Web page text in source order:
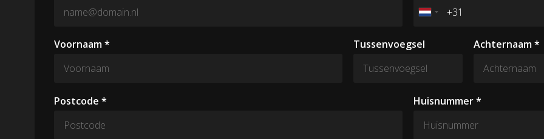
Voornaam * Tussenvoegsel Achternaam *
Postcode * Huisnummer *